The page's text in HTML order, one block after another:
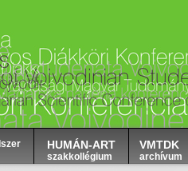
HUMÁN-ART
szakkollégium
VMTDK
archívum